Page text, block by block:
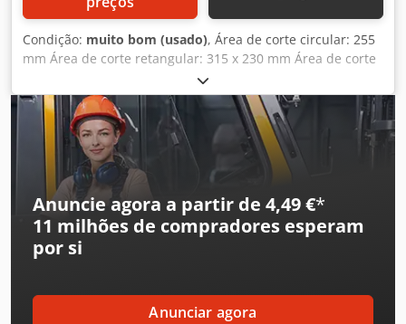
Condição: muito bom (usado), Área de corte circular: 255
mm Área de corte retangular: 315 x 230 mm Área de corte
quadrada: 230 mm Área de corte em ângulo de 45°
(circular): 160 mm Dimensões da lâmina de serra: 27 x 0,9
x 2750 mm Velocidade da lâmina de serra, ajustável de
forma contínua Motor da lâmina de serra: 400 V, 1,5 kW
Espaço necessário: 1800 x 1600 x aprox. 1800 mm Peso:
380 kg Djdpfxoznh Nme Ad Sekr
Anuncie agora a partir de 4,49 €*
11 milhões de compradores esperam
por si
Anunciar agora